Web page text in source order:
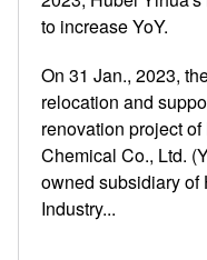
to increase YoY.
On 31 Jan., 2023,
relocation and
renovation project
Chemical Co., Ltd.
owned subsidiary
Industry...